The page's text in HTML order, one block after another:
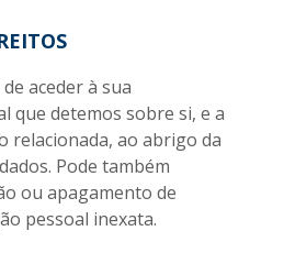
aceder à sua
que detemos sobre si, e a
relacionada, ao abrigo da
Pode também
ou apagamento de
pessoal inexata.